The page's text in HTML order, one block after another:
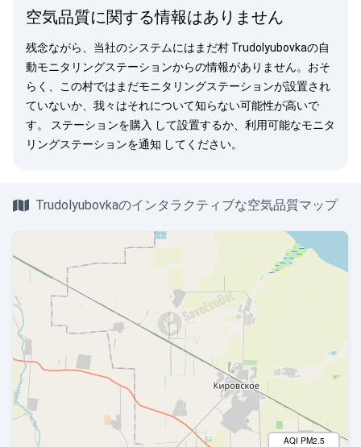
空気品質に関する情報はありません
残念ながら、当社のシステムにはまだ村 Trudolyubovkaの自
動モニタリングステーションからの情報がありません。おそ
らく、この村ではまだモニタリングステーションが設置され
ていないか、我々はそれについて知らない可能性が高いで
す。
ステーションを購入 して設置するか、利用可能なモニタ
リングステーションを通知 してください。
Trudolyubovkaのインタラクティブな空気品質マップ
AQI PM2.5